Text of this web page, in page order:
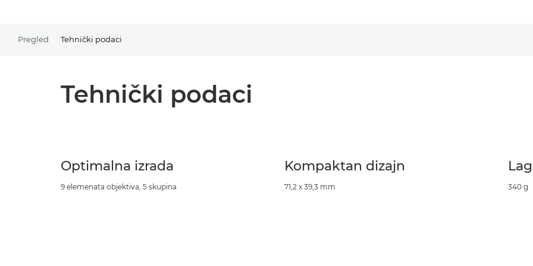
Pregled Tehnički podaci
Tehnički podaci
Optimalna izrada
9 elemenata objektiva, 5 skupina
Kompaktan dizajn
71,2 x 39,3 mm 340 g